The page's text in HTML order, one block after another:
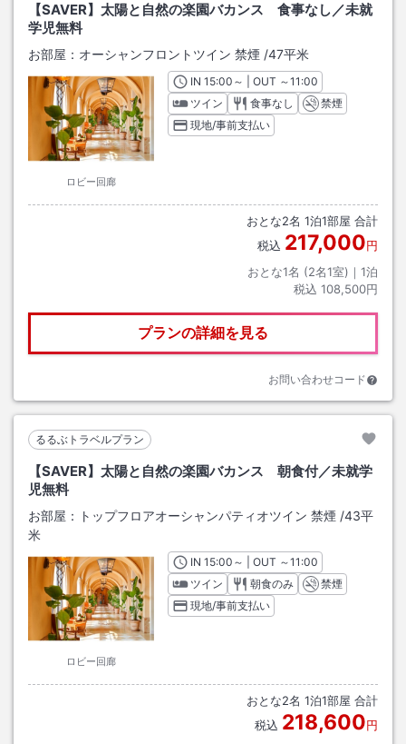
【SAVER】太陽と自然の楽園バカンス 食事なし／未就
学児無料
お部屋： オーシャンフロントツイン 禁煙 /47平米
ロビー回廊
INチェックイン
15:00 ～ | OUT チェックアウト
～11:00
ツイン
食事なし
禁煙
現地/事前支払い
おとな2名 1泊1部屋 合計
税込 217,000円
おとな1名 (2名1室)｜ 1泊
税込 108,500円
プランの詳細を見る
お問い合わせコード
るるぶトラベルプラン
【SAVER】太陽と自然の楽園バカンス 朝食付／未就学
児無料
お部屋： トップフロアオーシャンパティオツイン 禁煙 /43平
米
ロビー回廊
INチェックイン
15:00 ～ | OUT チェックアウト
～11:00
ツイン
朝食のみ
禁煙
現地/事前支払い
おとな2名 1泊1部屋 合計
税込 218,600円